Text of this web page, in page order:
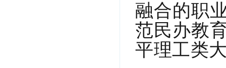
融合的职
范民办教
平理工类